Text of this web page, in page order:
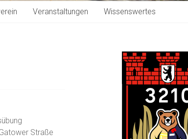
Veranstaltungen Wissenswertes
Straße